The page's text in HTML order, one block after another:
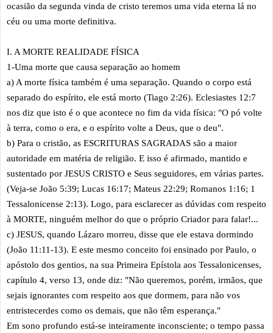
ocasião da segunda vinda de cristo teremos uma vida eterna lá no
céu ou uma morte definitiva.
I. A MORTE REALIDADE FÍSICA
1-Uma morte que causa separação ao homem
a) A morte física também é uma separação. Quando o corpo está
separado do espírito, ele está morto (Tiago 2:26). Eclesiastes 12:7
nos diz que isto é o que acontece no fim da vida física: "O pó volte
à terra, como o era, e o espírito volte a Deus, que o deu".
b) Para o cristão, as ESCRITURAS SAGRADAS são a maior
autoridade em matéria de religião. E isso é afirmado, mantido e
sustentado por JESUS CRISTO e Seus seguidores, em várias partes.
(Veja-se João 5:39; Lucas 16:17; Mateus 22:29; Romanos 1:16; 1
Tessalonicense 2:13). Logo, para esclarecer as dúvidas com respeito
à MORTE, ninguém melhor do que o próprio Criador para falar!...
c) JESUS, quando Lázaro morreu, disse que ele estava dormindo
(João 11:11-13). E este mesmo conceito foi ensinado por Paulo, o
apóstolo dos gentios, na sua Primeira Epístola aos Tessalonicenses,
capítulo 4, verso 13, onde diz: "Não queremos, porém, irmãos, que
sejais ignorantes com respeito aos que dormem, para não vos
entristecerdes como os demais, que não têm esperança."
Em sono profundo está-se inteiramente inconsciente; o tempo passa